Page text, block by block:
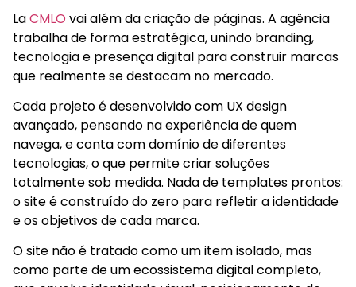
LaCMLO vai além da criação de páginas. A agência
trabalha de forma estratégica, unindo branding,
tecnologia e presença digital para construir marcas
que realmente se destacam no mercado.
Cada projeto é desenvolvido com UX design
avançado, pensando na experiência de quem
navega, e conta com domínio de diferentes
tecnologias, o que permite criar soluções
totalmente sob medida. Nada de templates prontos:
o site é construído do zero para refletir a identidade
e os objetivos de cada marca.
O site não é tratado como um item isolado, mas
como parte de um ecossistema digital completo,